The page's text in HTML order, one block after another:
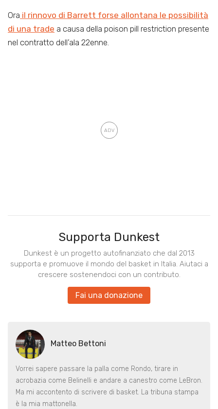
Ora il rinnovo di Barrett forse allontana le possibilità
di una trade a causa della poison pill restriction presente
nel contratto dell’ala 22enne.
Supporta Dunkest
Dunkest è un progetto autofinanziato che dal 2013
supporta e promuove il mondo del basket in Italia. Aiutaci a
crescere sostenendoci con un contributo.
Fai una donazione
Matteo Bettoni
Vorrei sapere passare la palla come Rondo, tirare in
acrobazia come Belinelli e andare a canestro come LeBron.
Ma mi accontento di scrivere di basket. La tribuna stampa
è la mia mattonella.